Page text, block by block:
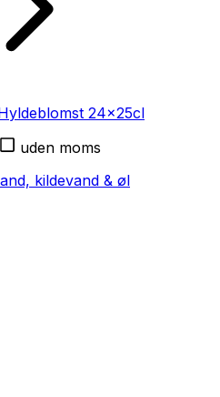
24x25cl
uden moms
kildevand & øl